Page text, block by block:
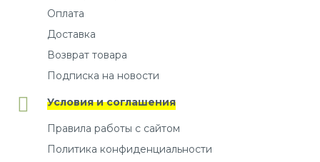
Оплата
Доставка
Возврат товара
Подписка на новости
Условия и соглашения
Правила работы с сайтом
Политика конфиденциальности